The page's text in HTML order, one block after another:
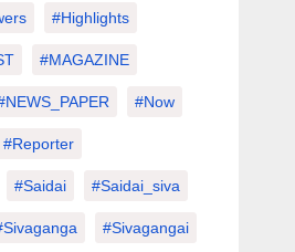
#highlights
#MAGAZINE
#Now
#Reporter
#saidai #saidai_siva
#sivagangai